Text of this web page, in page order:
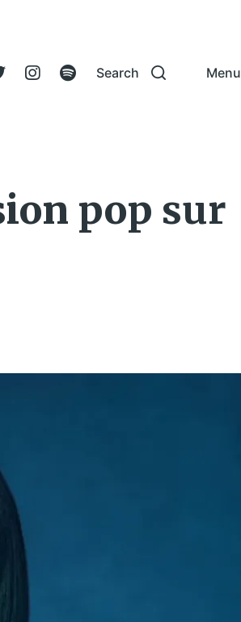
Search Menu
pop sur